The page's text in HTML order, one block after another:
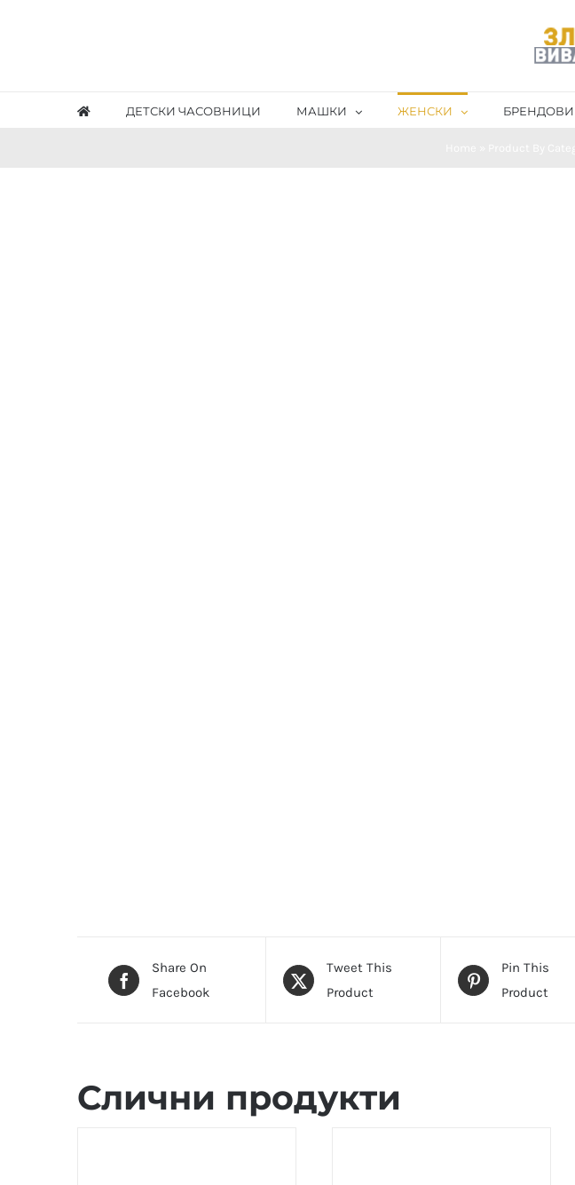
ДЕТСКИ ЧАСОВНИЦИ МАШКИ ЖЕНСКИ БРЕНДОВИ
Share On
Facebook
Tweet This
Product
Pin This
Product
Слични продукти